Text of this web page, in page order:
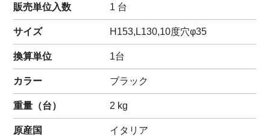
販売単位入数 1 台
サイズ H153,L130,10度穴φ35
換算単位 1台
カラー ブラック
重量（台） 2 kg
原産国 イタリア